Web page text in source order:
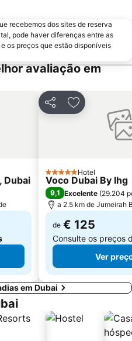
Jumeirah Emirates Towers
DUBAI INTERNATIONAL BOAT SHOW
Mall of the Emirates
Dubai Museum
Al Maktoum International Airport
Dubai Silicon Oasis
Palm Deira Metro Station
Union Metro Station
recebemos dos sites de reserva
pode haver diferenças entre as
os preços que estão disponíveis
avaliação em
Dubai
PartilharAdicionar
5 EstrelasHotel
Voco Dubai By Ihg
9,1 Excelente (29.204
a 2.5 km de Jumeirah
de € 125
Consulte os preços
Ver
em Dubai